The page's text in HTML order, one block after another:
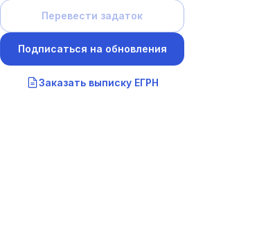
Перевести задаток
Подписаться на обновления
Заказать выписку ЕГРН